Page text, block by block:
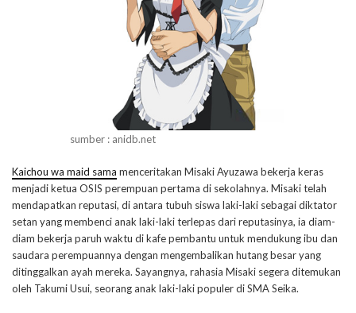
sumber : anidb.net
Kaichou wa maid sama menceritakan Misaki Ayuzawa bekerja keras
menjadi ketua OSIS perempuan pertama di sekolahnya. Misaki telah
mendapatkan reputasi, di antara tubuh siswa laki-laki sebagai diktator
setan yang membenci anak laki-laki terlepas dari reputasinya, ia diam-
diam bekerja paruh waktu di kafe pembantu untuk mendukung ibu dan
saudara perempuannya dengan mengembalikan hutang besar yang
ditinggalkan ayah mereka. Sayangnya, rahasia Misaki segera ditemukan
oleh Takumi Usui, seorang anak laki-laki populer di SMA Seika.